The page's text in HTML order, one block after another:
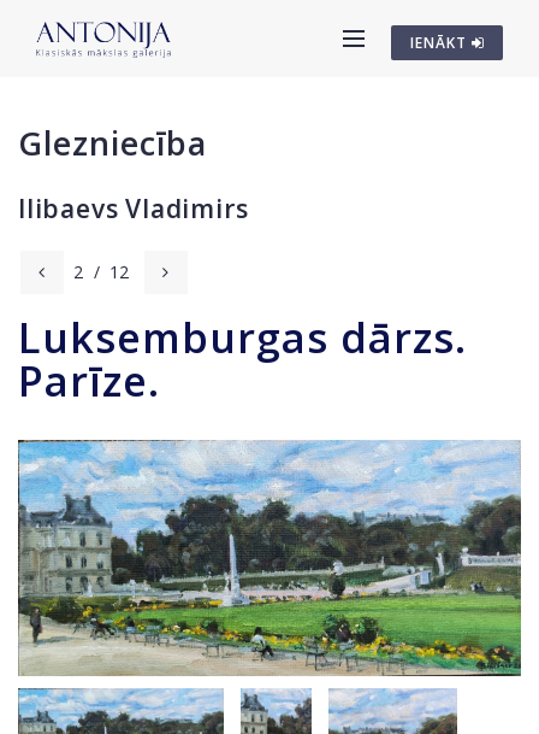
IENĀKT
Glezniecība
Ilibaevs Vladimirs
2 / 12
Luksemburgas dārzs.
Parīze.